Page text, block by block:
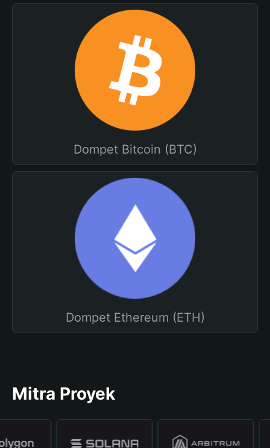
Dompet Bitcoin (BTC)
Dompet Ethereum (ETH)
Mitra Proyek